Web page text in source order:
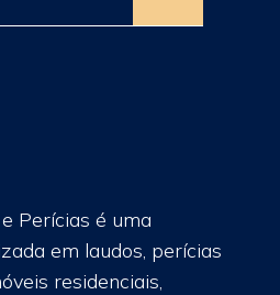
Perícias é uma
em laudos, perícias
residenciais,